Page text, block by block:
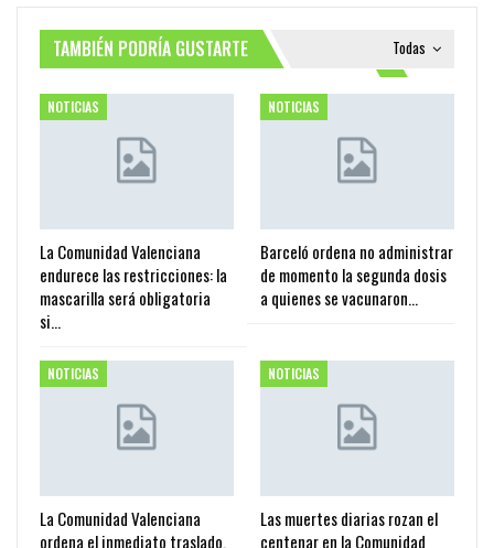
Todas
TAMBIÉN PODRÍA GUSTARTE
NOTICIAS
La Comunidad Valenciana
endurece las restricciones: la
mascarilla será obligatoria
si…
NOTICIAS
Barceló ordena no administrar
de momento la segunda dosis
a quienes se vacunaron…
NOTICIAS
La Comunidad Valenciana
ordena el inmediato traslado,
NOTICIAS
Las muertes diarias rozan el
centenar en la Comunidad